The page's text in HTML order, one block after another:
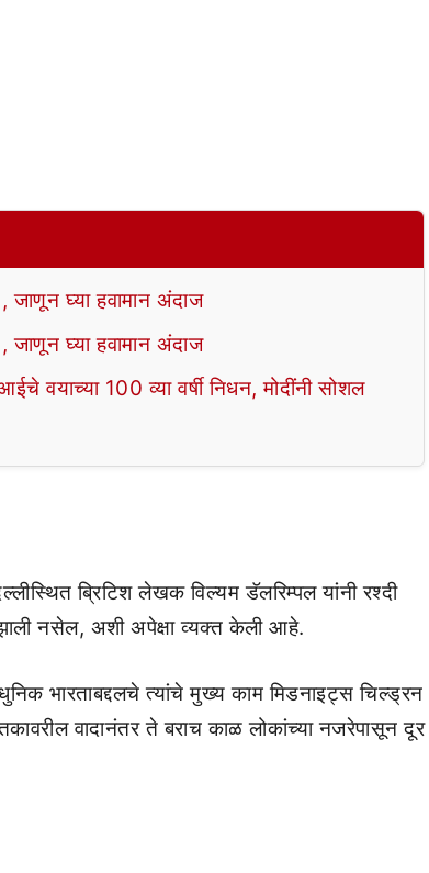
घ्या हवामान अंदाज
घ्या हवामान अंदाज
वयाच्या 100 व्या वर्षी निधन, मोदींनी सोशल
ब्रिटिश लेखक विल्यम डॅलरिम्पल यांनी रश्दी
झाली नसेल, अशी अपेक्षा व्यक्त केली आहे.
भारताबद्दलचे त्यांचे मुख्य काम मिडनाइट्स चिल्ड्रन
वादानंतर ते बराच काळ लोकांच्या नजरेपासून दूर